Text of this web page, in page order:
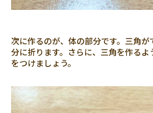
次に作るのが、体の部分です。三角
分に折ります。さらに、三角を作る
をつけましょう。